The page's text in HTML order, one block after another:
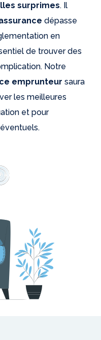
surprimes. Il
dépasse
en
de trouver des
Notre
emprunteur saura
les meilleures
et pour